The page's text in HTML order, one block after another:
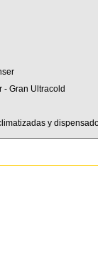
- Gran Ultracold
y